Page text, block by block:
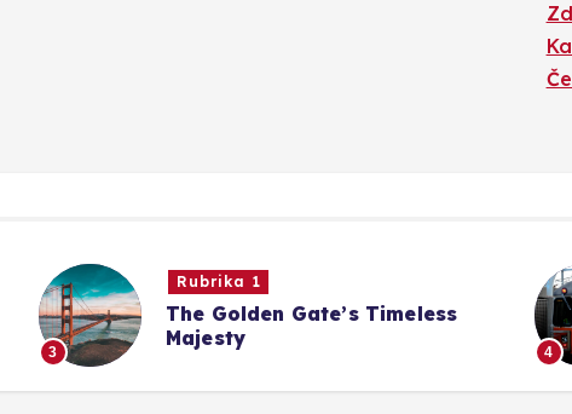
3
Rubrika 1
The Golden Gate’s Timeless
Majesty
4